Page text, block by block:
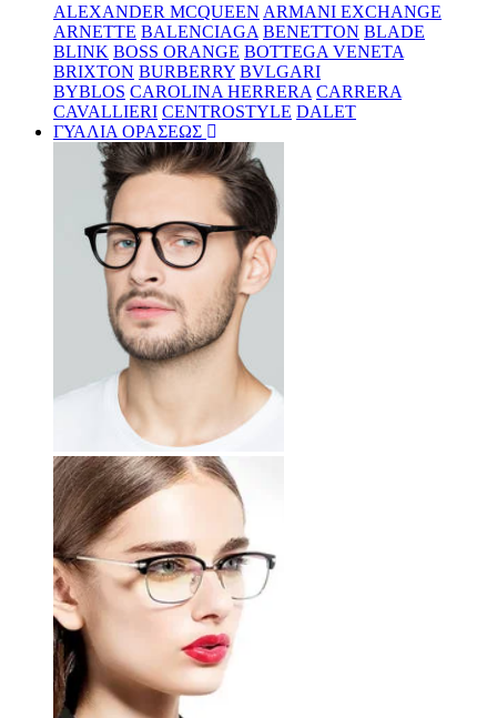
ALEXANDER MCQUEEN ARMANI EXCHANGE
ARNETTE BALENCIAGA BENETTON BLADE
BLINK BOSS ORANGE BOTTEGA VENETA
BRIXTON BURBERRY BVLGARI
BYBLOS CAROLINA HERRERA CARRERA
CAVALLIERI CENTROSTYLE DALET
ΓΥΑΛΙΑ ΟΡΑΣΕΩΣ